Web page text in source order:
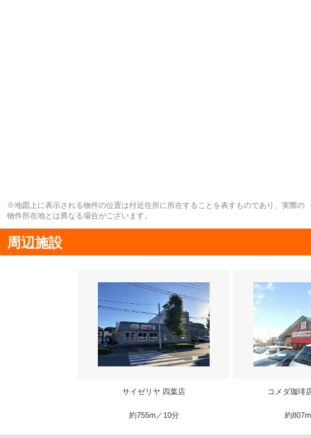
※地図上に表示される物件の位置は付近住所に所在することを表すものであり、実際の
物件所在地とは異なる場合がございます。
周辺施設
サイゼリヤ 四葉店
約755m／10分
コメダ珈琲
約